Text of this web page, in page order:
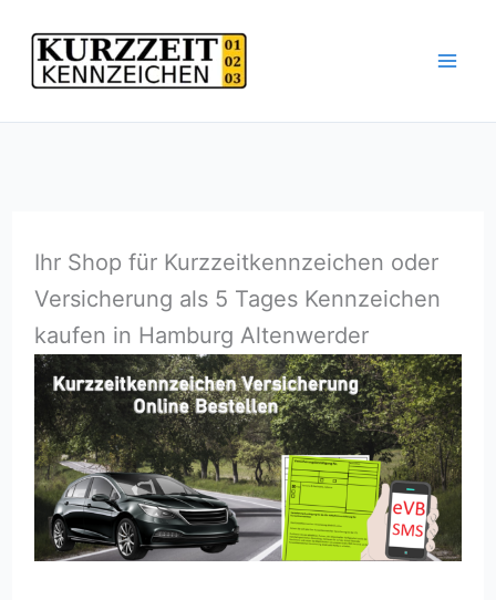
Inhalt
springen
Ihr Shop für Kurzzeitkennzeichen oder
Versicherung als 5 Tages Kennzeichen
kaufen in Hamburg Altenwerder